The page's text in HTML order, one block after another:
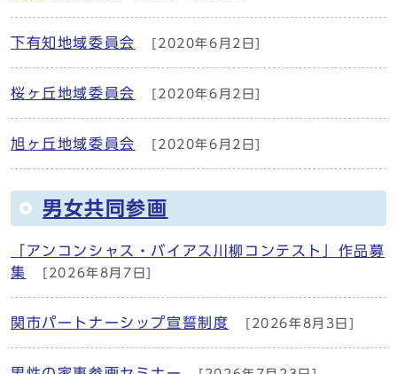
下有知地域委員会 [2020年6月2日]
桜ヶ丘地域委員会 [2020年6月2日]
旭ヶ丘地域委員会 [2020年6月2日]
男女共同参画
「アンコンシャス・バイアス川柳コンテスト」作品募
集
[2026年8月7日]
関市パートナーシップ宣誓制度 [2026年8月3日]